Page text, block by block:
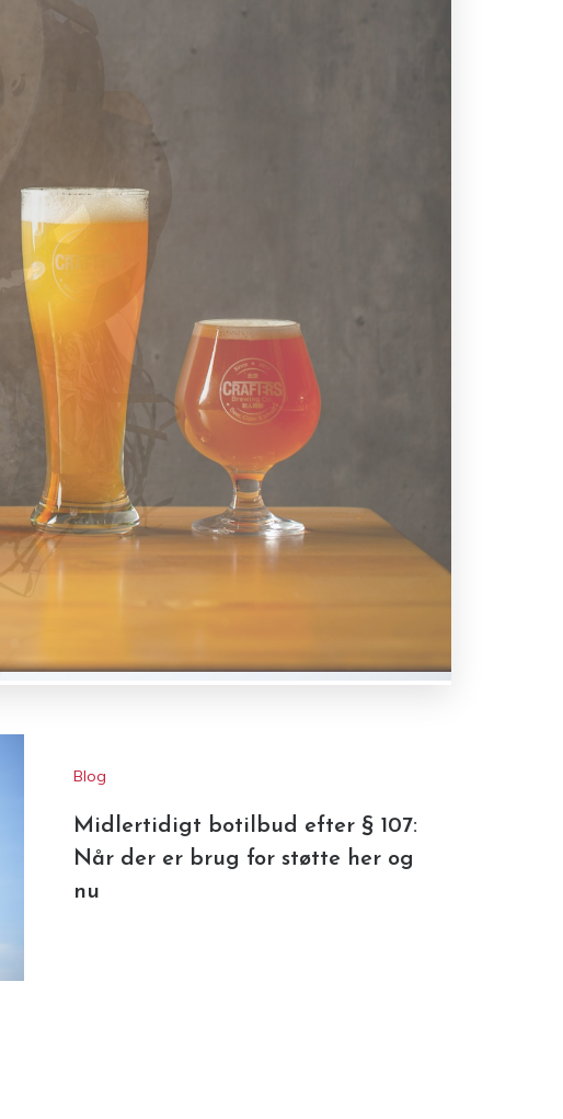
Blog
Midlertidigt botilbud efter § 107:
Når der er brug for støtte her og
nu